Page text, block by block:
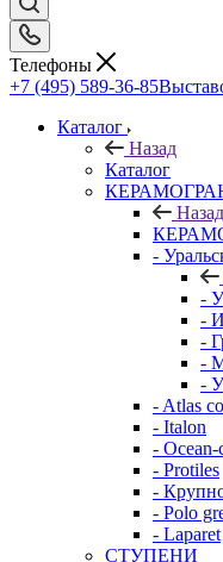
Телефоны
+7 (495) 589-36-85
Каталог
Назад
Каталог
Назад
-
-
-
-
-
-
- Atlas
- Italon
- Ocean-
- Protiles
-
- Polo
- Laparet
СТУПЕНИ